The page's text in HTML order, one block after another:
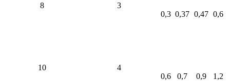
8
3
0,3 0,37 0,47 0,6
10
4
0,6
0,7 0,9 1,2